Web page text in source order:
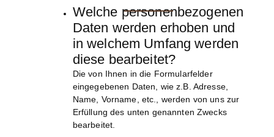
Welche personenbezogenen
Daten werden erhoben und
in welchem Umfang werden
diese bearbeitet?
Die von Ihnen in die Formularfelder
eingegebenen Daten, wie z.B. Adresse,
Name, Vorname, etc., werden von uns zur
Erfüllung des unten genannten Zwecks
bearbeitet.